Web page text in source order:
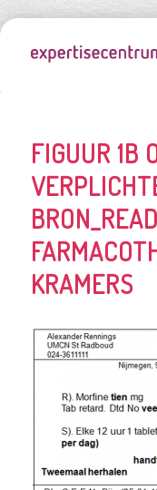
FIGUUR 1B
KRAMERS